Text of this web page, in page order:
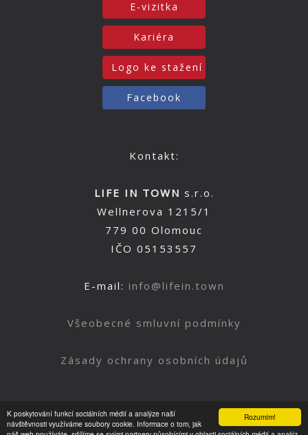
Rozumím!
K poskytování funkcí sociálních médií a analýze naší
návštěvnosti využíváme soubory cookie. Informace o tom, jak
E-vizitka
Kariéra
Logo ke stažení
Facebook
Kontakt:
LIFE IN TOWN s.r.o.
Wellnerova 1215/1
779 00 Olomouc
IČO 05153557
E-mail: info@lifein.town
Všeobecné smluvní podmínky
Zásady ochrany osobních údajů
Nahoru